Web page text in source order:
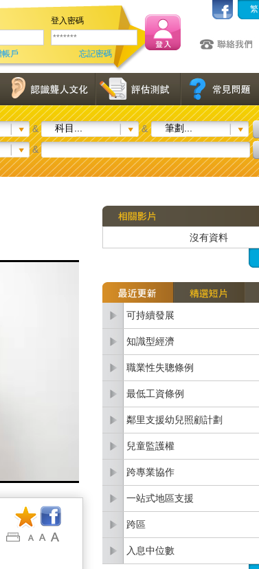
登入密碼
帳戶 忘記密碼
繁
& 科目... &
筆劃...
&
沒有資料
可持續發展
知識型經濟
職業性失聰條例
最低工資條例
鄰里支援幼兒照顧計劃
兒童監護權
跨專業協作
一站式地區支援
跨區
入息中位數